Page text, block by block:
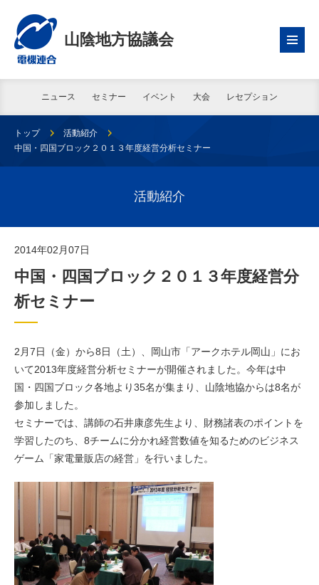
山陰地方協議会
ニュース セミナー イベント 大会 レセプション
トップ
活動紹介
中国・四国ブロック２０１３年度経営分析セミナー
活動紹介
2014年02月07日
中国・四国ブロック２０１３年度経営分
析セミナー
2月7日（金）から8日（土）、岡山市「アークホテル岡山」にお
いて2013年度経営分析セミナーが開催されました。今年は中
国・四国ブロック各地より35名が集まり、山陰地協からは8名が
参加しました。
セミナーでは、講師の石井康彦先生より、財務諸表のポイントを
学習したのち、8チームに分かれ経営数値を知るためのビジネス
ゲーム「家電量販店の経営」を行いました。